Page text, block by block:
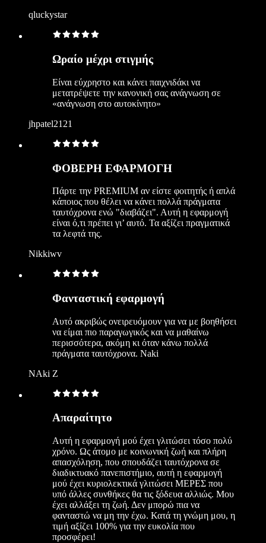
qluckystar
Ωραίο μέχρι στιγμής
Είναι εύχρηστο και κάνει παιχνιδάκι να
μετατρέψετε την κανονική σας ανάγνωση σε
«ανάγνωση στο αυτοκίνητο»
jhpatel2121
ΦΟΒΕΡΗ ΕΦΑΡΜΟΓΗ
Πάρτε την PREMIUM αν είστε φοιτητής ή απλά
κάποιος που θέλει να κάνει πολλά πράγματα
ταυτόχρονα ενώ "διαβάζει". Αυτή η εφαρμογή
είναι ό,τι πρέπει γι’ αυτό. Τα αξίζει πραγματικά
τα λεφτά της.
Nikkiwv
Φανταστική εφαρμογή
Αυτό ακριβώς ονειρευόμουν για να με βοηθήσει
να είμαι πιο παραγωγικός και να μαθαίνω
περισσότερα, ακόμη κι όταν κάνω πολλά
πράγματα ταυτόχρονα. Naki
NAki Z
Απαραίτητο
Αυτή η εφαρμογή μού έχει γλιτώσει τόσο πολύ
χρόνο. Ως άτομο με κοινωνική ζωή και πλήρη
απασχόληση, που σπουδάζει ταυτόχρονα σε
διαδικτυακό πανεπιστήμιο, αυτή η εφαρμογή
μού έχει κυριολεκτικά γλιτώσει ΜΕΡΕΣ που
υπό άλλες συνθήκες θα τις ξόδευα αλλιώς. Μου
έχει αλλάξει τη ζωή. Δεν μπορώ πια να
φανταστώ να μη την έχω. Κατά τη γνώμη μου, η
τιμή αξίζει 100% για την ευκολία που
προσφέρει!